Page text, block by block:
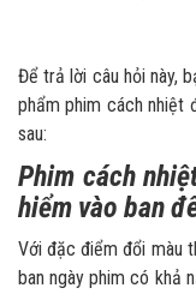
Để trả lời câu hỏi này,
phẩm phim cách nhiệt
sau:
Phim cách
hiểm vào ban
Với đặc điểm đổi màu
ban ngày phim có khả